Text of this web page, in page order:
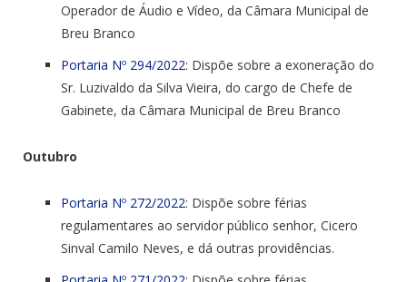
Operador de Áudio e Vídeo, da Câmara Municipal de
Breu Branco
Portaria Nº 294/2022: Dispõe sobre a exoneração do
Sr. Luzivaldo da Silva Vieira, do cargo de Chefe de
Gabinete, da Câmara Municipal de Breu Branco
Outubro
Portaria Nº 272/2022: Dispõe sobre férias
regulamentares ao servidor público senhor, Cicero
Sinval Camilo Neves, e dá outras providências.